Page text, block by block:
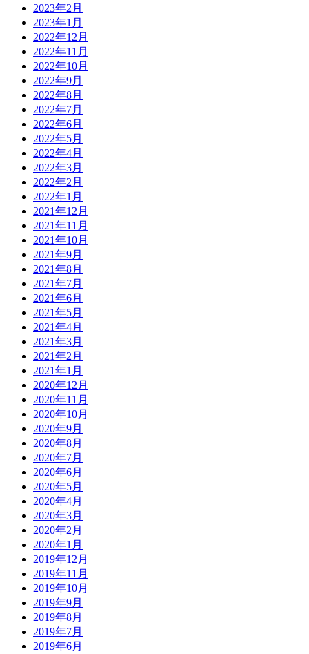
2023年2月
2023年1月
2022年12月
2022年11月
2022年10月
2022年9月
2022年8月
2022年7月
2022年6月
2022年5月
2022年4月
2022年3月
2022年2月
2022年1月
2021年12月
2021年11月
2021年10月
2021年9月
2021年8月
2021年7月
2021年6月
2021年5月
2021年4月
2021年3月
2021年2月
2021年1月
2020年12月
2020年11月
2020年10月
2020年9月
2020年8月
2020年7月
2020年6月
2020年5月
2020年4月
2020年3月
2020年2月
2020年1月
2019年12月
2019年11月
2019年10月
2019年9月
2019年8月
2019年7月
2019年6月